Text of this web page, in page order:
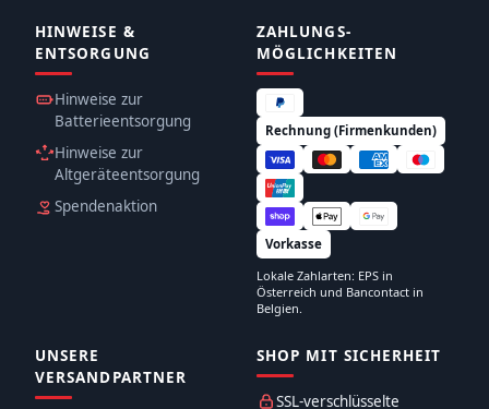
HINWEISE &
ENTSORGUNG
Hinweise zur
Batterieentsorgung
Hinweise zur
Altgeräteentsorgung
Spendenaktion
ZAHLUNGS­
MÖGLICHKEITEN
Rechnung (Firmenkunden)
Vorkasse
Lokale Zahlarten: EPS in
Österreich und Bancontact in
Belgien.
UNSERE
VERSANDPARTNER
SHOP MIT SICHERHEIT
SSL-verschlüsselte